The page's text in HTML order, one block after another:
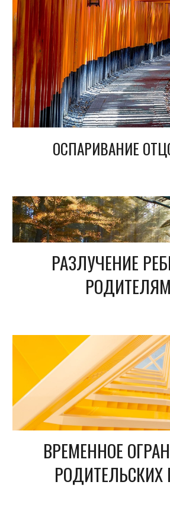
ОСПАРИВАНИЕ
РАЗЛУЧЕНИЕ
ВРЕМЕННОЕ
РОДИТЕЛЬСКИХ